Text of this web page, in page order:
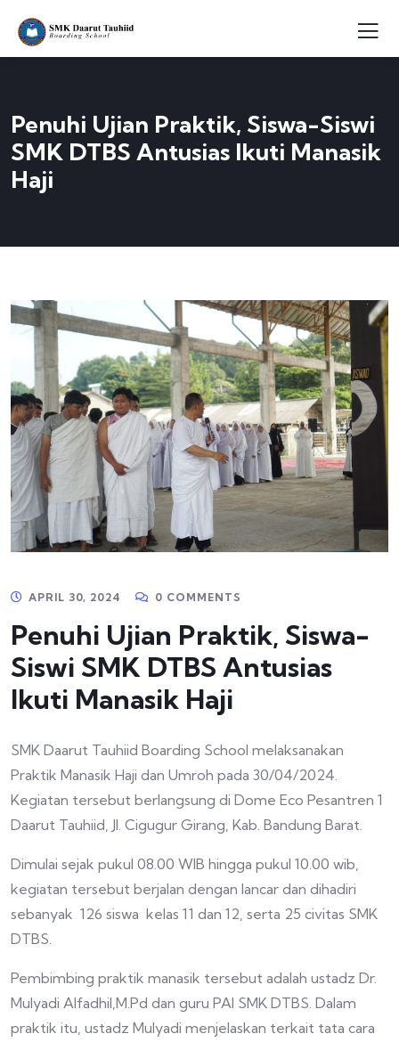
Penuhi Ujian Praktik, Siswa-Siswi
SMK DTBS Antusias Ikuti Manasik
Haji
APRIL 30, 2024 0 COMMENTS
Penuhi Ujian Praktik, Siswa-
Siswi SMK DTBS Antusias
Ikuti Manasik Haji
SMK Daarut Tauhiid Boarding School melaksanakan
Praktik Manasik Haji dan Umroh pada 30/04/2024.
Kegiatan tersebut berlangsung di Dome Eco Pesantren 1
Daarut Tauhiid, Jl. Cigugur Girang, Kab. Bandung Barat.
Dimulai sejak pukul 08.00 WIB hingga pukul 10.00 wib,
kegiatan tersebut berjalan dengan lancar dan dihadiri
sebanyak 126 siswa kelas 11 dan 12, serta 25 civitas SMK
DTBS.
Pembimbing praktik manasik tersebut adalah ustadz Dr.
Mulyadi Alfadhil,M.Pd dan guru PAI SMK DTBS. Dalam
praktik itu, ustadz Mulyadi menjelaskan terkait tata cara